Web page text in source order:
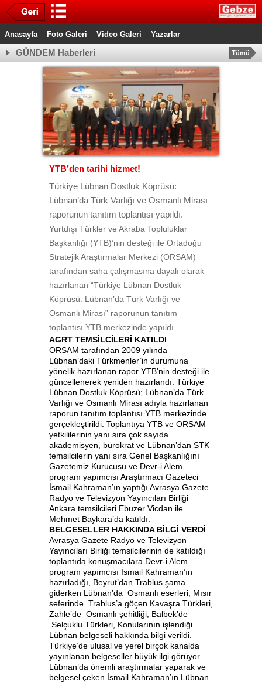
Anasayfa Foto Galeri Video Galeri Yazarlar
GÜNDEM Haberleri Tümü
YTB’den tarihi hizmet!
Türkiye Lübnan Dostluk Köprüsü:
Lübnan’da Türk Varlığı ve Osmanlı Mirası
raporunun tanıtım toplantısı yapıldı.
Yurtdışı Türkler ve Akraba Topluluklar
Başkanlığı (YTB)’nin desteği ile Ortadoğu
Stratejik Araştırmalar Merkezi (ORSAM)
tarafından saha çalışmasına dayalı olarak
hazırlanan “Türkiye Lübnan Dostluk
Köprüsü: Lübnan’da Türk Varlığı ve
Osmanlı Mirası” raporunun tanıtım
toplantısı YTB merkezinde yapıldı.
AGRT TEMSİLCİLERİ KATILDI
ORSAM tarafından 2009 yılında
Lübnan’daki Türkmenler’in durumuna
yönelik hazırlanan rapor YTB’nin desteği ile
güncellenerek yeniden hazırlandı. Türkiye
Lübnan Dostluk Köprüsü; Lübnan’da Türk
Varlığı ve Osmanlı Mirası adıyla hazırlanan
raporun tanıtım toplantısı YTB merkezinde
gerçekleştirildi. Toplantıya YTB ve ORSAM
yetkililerinin yanı sıra çok sayıda
akademisyen, bürokrat ve Lübnan’dan STK
temsilcilerin yanı sıra Genel Başkanlığını
Gazetemiz Kurucusu ve Devr-i Alem
program yapımcısı Araştırmacı Gazeteci
İsmail Kahraman’ın yaptığı Avrasya Gazete
Radyo ve Televizyon Yayıncıları Birliği
Ankara temsilcileri Ebuzer Vicdan ile
Mehmet Baykara’da katıldı.
BELGESELLER HAKKINDA BİLGİ VERDİ
Avrasya Gazete Radyo ve Televizyon
Yayıncıları Birliği temsilcilerinin de katıldığı
toplantıda konuşmacılara Devr-i Alem
program yapımcısı İsmail Kahraman’ın
hazırladığı, Beyrut’dan Trablus şama
giderken Lübnan’da Osmanlı eserleri, Mısır
seferinde Trablus’a göçen Kavaşra Türkleri,
Zahle’de Osmanlı şehitliği, Balbek’de
Selçuklu Türkleri, Konularının işlendiği
Lübnan belgeseli hakkında bilgi verildi.
Türkiye’de ulusal ve yerel birçok kanalda
yayınlanan belgeseller büyük ilgi görüyor.
Lübnan’da önemli araştırmalar yaparak ve
belgesel çeken İsmail Kahraman’ın Lübnan